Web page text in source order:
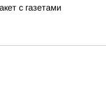
с газетами